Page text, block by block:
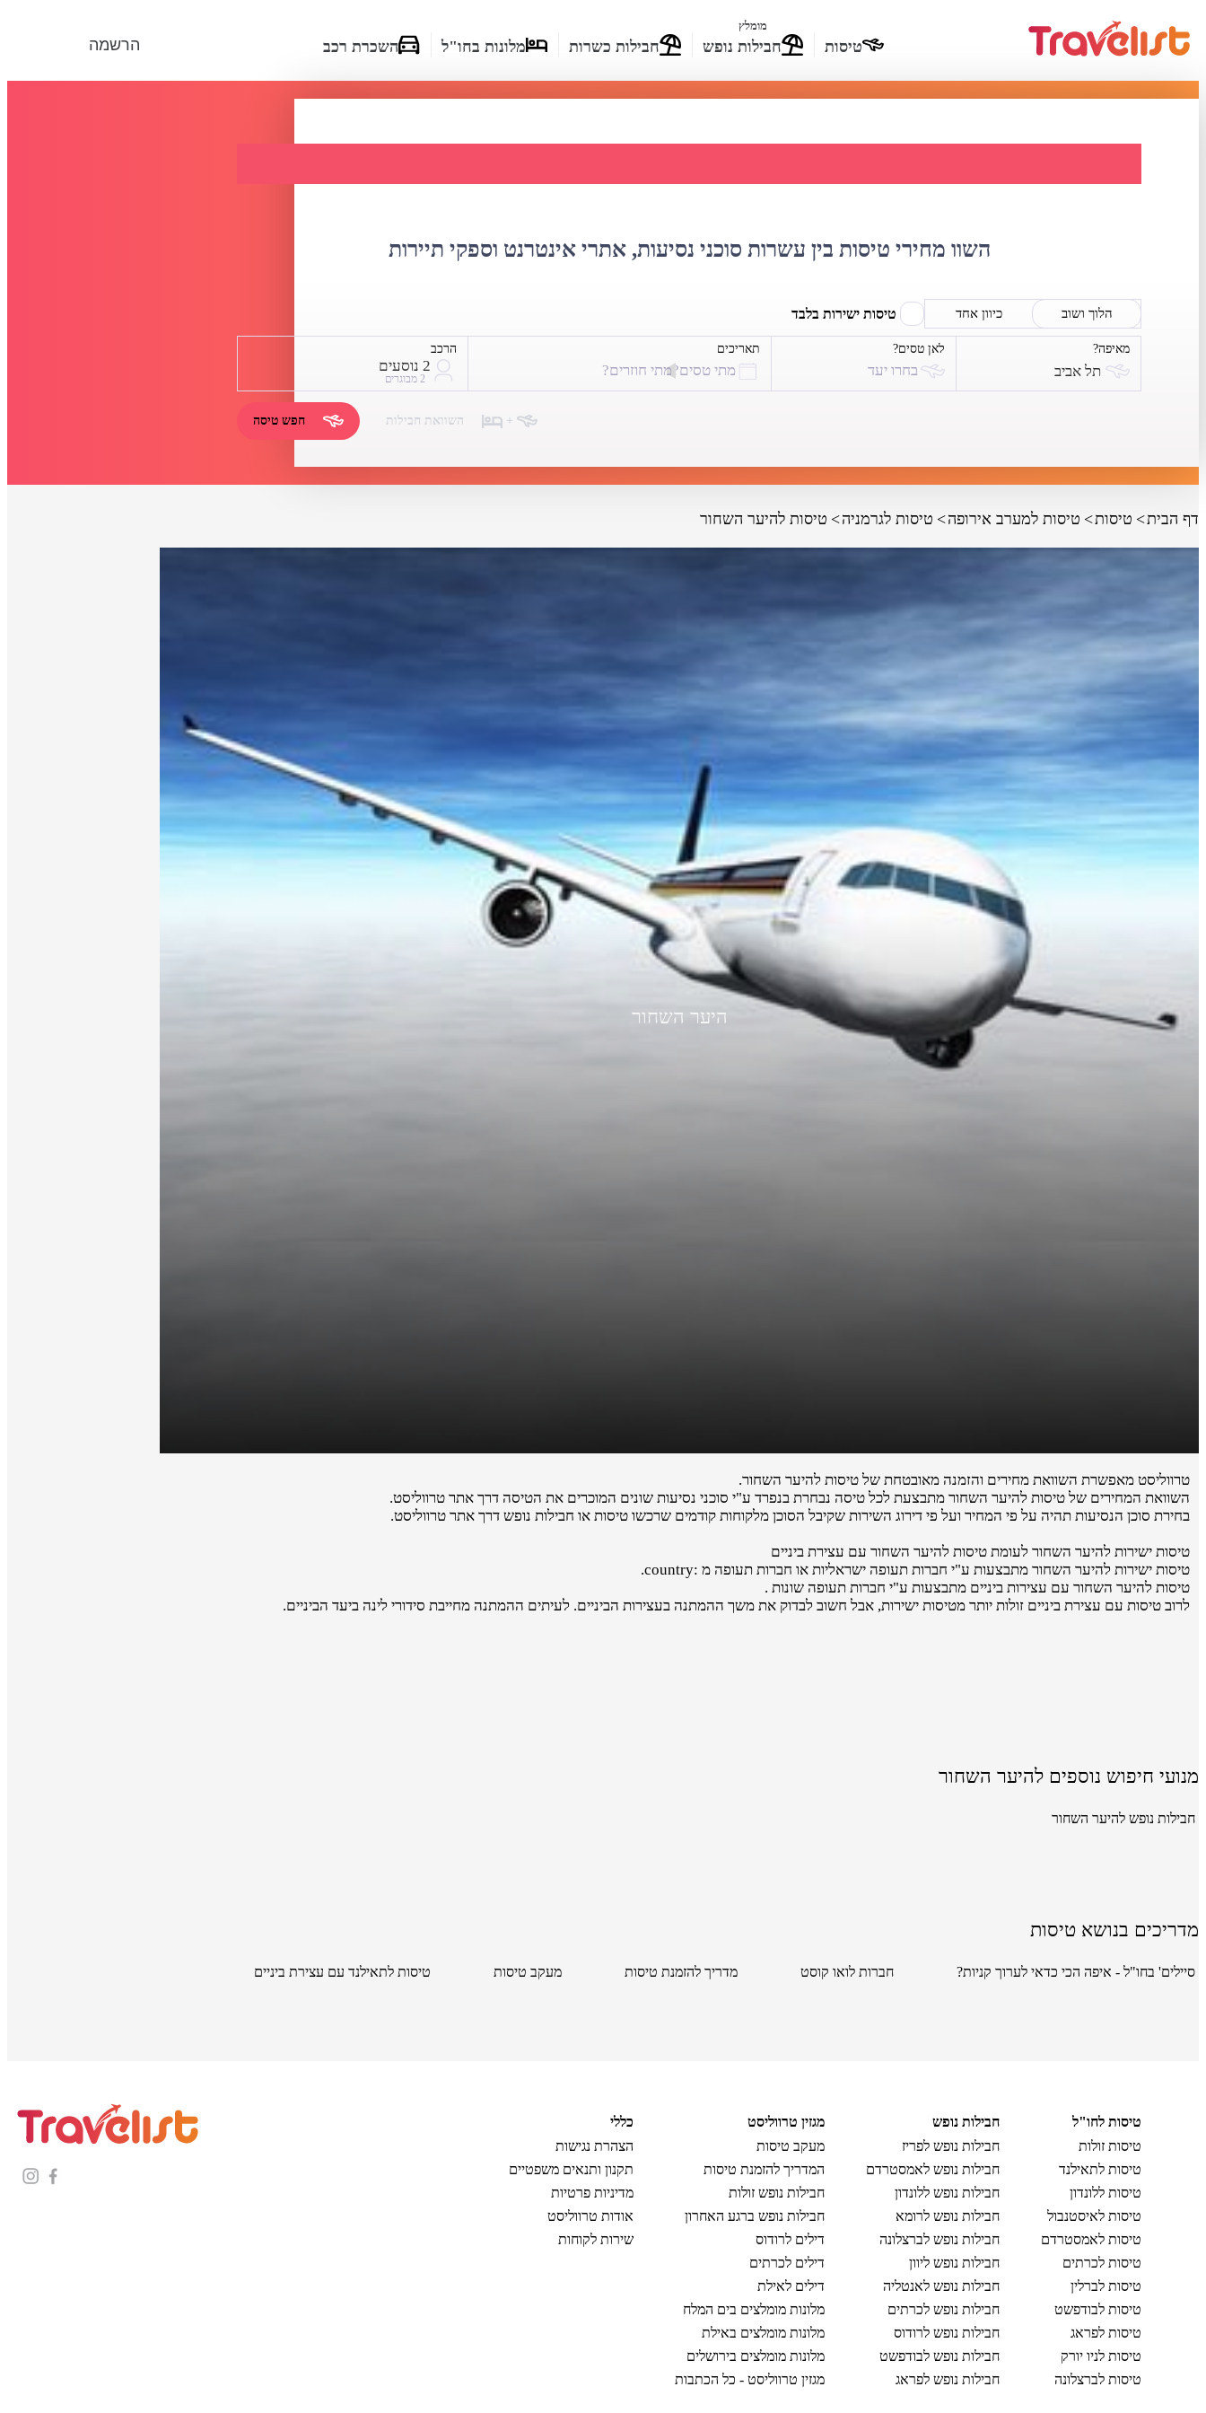
הרשמה טיסות
מומלץ
חבילות נופש חבילות כשרות מלונות בחו"ל השכרת רכב
השוו מחירי טיסות בין עשרות סוכני נסיעות, אתרי אינטרנט וספקי תיירות
הלוך ושוב כיוון אחד טיסות ישירות בלבד
מאיפה?
תל אביב
לאן טסים?
בחרו יעד
תאריכים
מתי טסים?מתי חוזרים?
הרכב
2 נוסעים
2 מבוגרים
+ השוואת חבילות חפש טיסה
דף הבית טיסות טיסות למערב אירופה טיסות לגרמניה טיסות להיער השחור
היער השחור
טרווליסט מאפשרת השוואת מחירים והזמנה מאובטחת של טיסות להיער השחור.
השוואת המחירים של טיסות להיער השחור מתבצעת לכל טיסה נבחרת בנפרד ע"י סוכני נסיעות שונים המוכרים את הטיסה דרך אתר טרווליסט.
בחירת סוכן הנסיעות תהיה על פי המחיר ועל פי דירוג השירות שקיבל הסוכן מלקוחות קודמים שרכשו טיסות או חבילות נופש דרך אתר טרווליסט.
טיסות ישירות להיער השחור לעומת טיסות להיער השחור עם עצירת ביניים
טיסות ישירות להיער השחור מתבצעות ע"י חברות תעופה ישראליות או חברות תעופה מ :country.
טיסות להיער השחור עם עצירות ביניים מתבצעות ע"י חברות תעופה שונות .
לרוב טיסות עם עצירת ביניים זולות יותר מטיסות ישירות, אבל חשוב לבדוק את משך ההמתנה בעצירות הביניים. לעיתים ההמתנה מחייבת סידורי לינה ביעד הביניים.
מנועי חיפוש נוספים להיער השחור
חבילות נופש להיער השחור
מדריכים בנושא טיסות
סיילים' בחו"ל - איפה הכי כדאי לערוך קניות? חברות לואו קוסט מדריך להזמנת טיסות מעקב טיסות טיסות לתאילנד עם עצירת ביניים
טיסות לחו"ל
טיסות זולות
טיסות לתאילנד
טיסות ללונדון
טיסות לאיסטנבול
טיסות לאמסטרדם
טיסות לכרתים
טיסות לברלין
טיסות לבודפשט
טיסות לפראג
טיסות לניו יורק
טיסות לברצלונה
חבילות נופש
חבילות נופש לפריז
חבילות נופש לאמסטרדם
חבילות נופש ללונדון
חבילות נופש לרומא
חבילות נופש לברצלונה
חבילות נופש ליוון
חבילות נופש לאנטליה
חבילות נופש לכרתים
חבילות נופש לרודוס
חבילות נופש לבודפשט
חבילות נופש לפראג
מגזין טרווליסט
מעקב טיסות
המדריך להזמנת טיסות
חבילות נופש זולות
חבילות נופש ברגע האחרון
דילים לרודוס
דילים לכרתים
דילים לאילת
מלונות מומלצים בים המלח
מלונות מומלצים באילת
מלונות מומלצים בירושלים
מגזין טרווליסט - כל הכתבות
כללי
הצהרת נגישות
תקנון ותנאים משפטיים
מדיניות פרטיות
אודות טרווליסט
שירות לקוחות